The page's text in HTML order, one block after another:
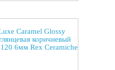
Caramel Glossy
коричневый
6мм Rex Ceramiche